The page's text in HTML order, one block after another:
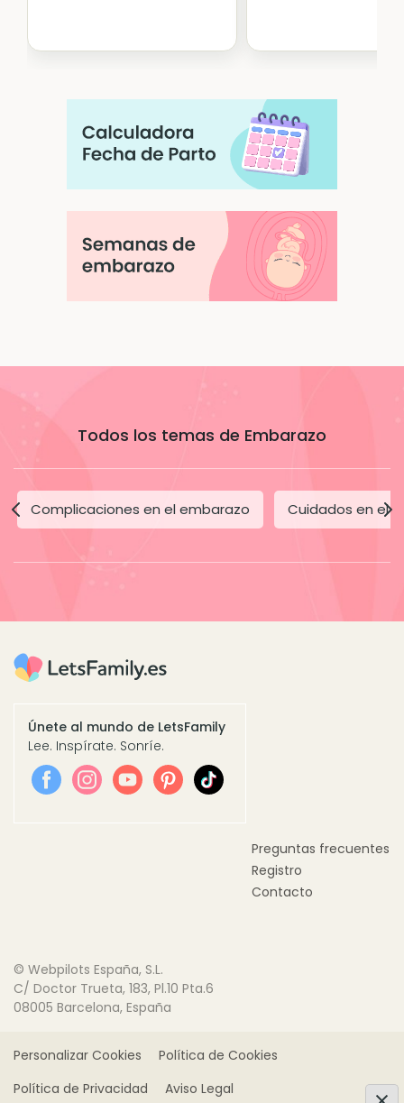
Todos los temas de Embarazo
Complicaciones en el embarazo Cuidados en el
Únete al mundo de LetsFamily
Lee. Inspírate. Sonríe.
Preguntas frecuentes
Registro
Contacto
© Webpilots España, S.L.
C/ Doctor Trueta, 183, Pl.10 Pta.6
08005 Barcelona, España
Personalizar Cookies
Política de Cookies
Política de Privacidad
Aviso Legal